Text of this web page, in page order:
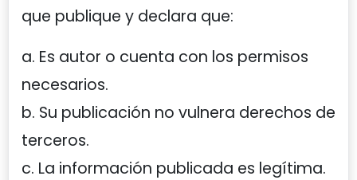
que publique y declara que:
a. Es autor o cuenta con los permisos
necesarios.
b. Su publicación no vulnera derechos de
terceros.
c. La información publicada es legítima.